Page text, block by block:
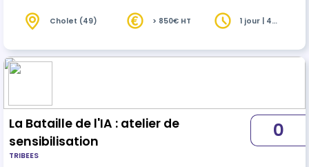
atelier ludique et collaboratif de 3 heures avec
…
Cholet (49) > 850€ HT
1 jour | 4
La Bataille de l'IA : atelier de
sensibilisation
TRIBEES
0